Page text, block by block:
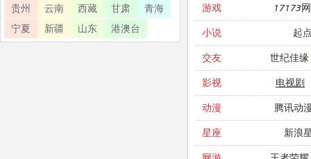
游戏 17173
小说 起
交友 世纪佳缘
影视 电视剧
动漫 腾讯动
星座 新浪
贵州
云南 西藏 甘肃
青海
宁夏
新疆 山东 港澳台